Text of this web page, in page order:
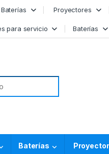
Baterías Proyectores
para servicio Baterías
Baterías